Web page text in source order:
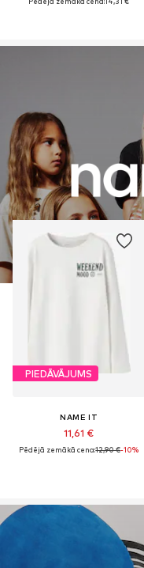
PIEDĀVĀJUMS
NAME IT
11,61 €
Pēdējā zemākā cena:12,90 €-10%